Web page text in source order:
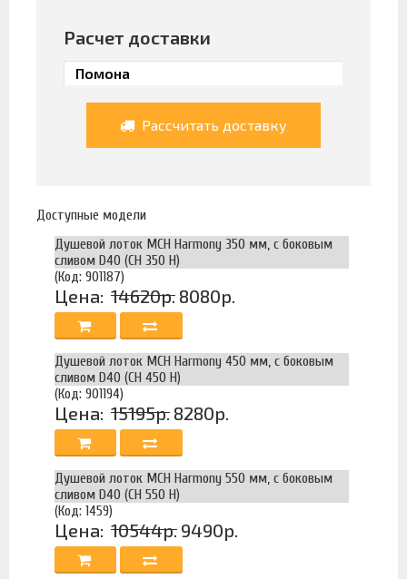
Расчет доставки
Рассчитать доставку
Доступные модели
Душевой лоток MCH Harmony 350 мм, с боковым
сливом D40 (CH 350 H)
(Код: 901187)
Цена: 14620р. 8080р.
Душевой лоток MCH Harmony 450 мм, с боковым
сливом D40 (CH 450 H)
(Код: 901194)
Цена: 15195р. 8280р.
Душевой лоток MCH Harmony 550 мм, с боковым
сливом D40 (CH 550 H)
(Код: 1459)
Цена: 10544р. 9490р.